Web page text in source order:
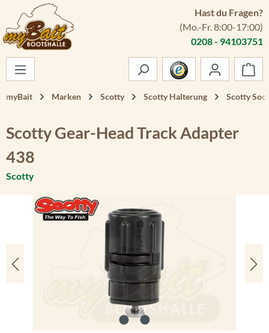
Zum Hauptinhalt springen
Hast du Fragen?
(Mo.-Fr. 8:00-17:00)
0208 - 94103751
myBait Marken Scotty Scotty Halterung Scotty
Scotty Gear-Head Track Adapter
438
Scotty
Bildergalerie überspringen